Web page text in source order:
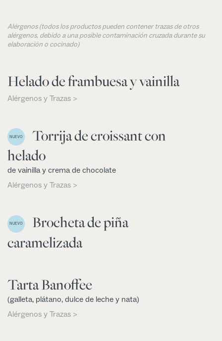
Alérgenos (todos los productos pueden contener trazas de otros
alérgenos, debido a una posible contaminación cruzada durante su
elaboración o cocinado)
Helado de frambuesa y vainilla
Alérgenos y Trazas >
NUEVO
Torrija de croissant con
helado
de vainilla y crema de chocolate
Alérgenos y Trazas >
NUEVO
Brocheta de piña
caramelizada
Tarta Banoffee
(galleta, plátano, dulce de leche y nata)
Alérgenos y Trazas >